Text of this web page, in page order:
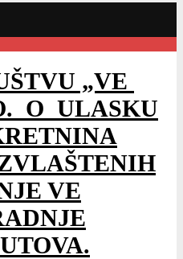
„VE
O ULASKU
VE